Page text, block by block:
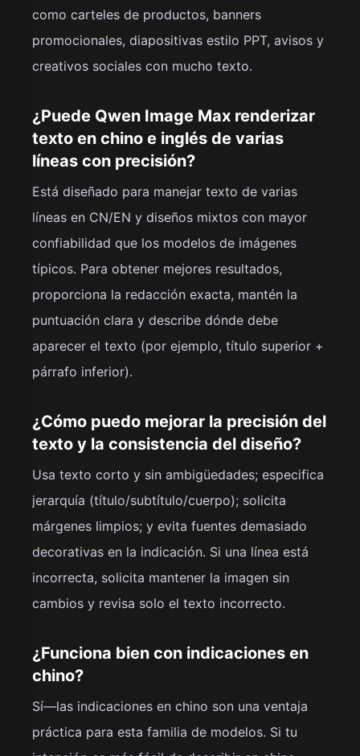
como carteles de productos, banners
promocionales, diapositivas estilo PPT, avisos y
creativos sociales con mucho texto.
¿Puede Qwen Image Max renderizar
texto en chino e inglés de varias
líneas con precisión?
Está diseñado para manejar texto de varias
líneas en CN/EN y diseños mixtos con mayor
confiabilidad que los modelos de imágenes
típicos. Para obtener mejores resultados,
proporciona la redacción exacta, mantén la
puntuación clara y describe dónde debe
aparecer el texto (por ejemplo, título superior +
párrafo inferior).
¿Cómo puedo mejorar la precisión del
texto y la consistencia del diseño?
Usa texto corto y sin ambigüedades; especifica
jerarquía (título/subtítulo/cuerpo); solicita
márgenes limpios; y evita fuentes demasiado
decorativas en la indicación. Si una línea está
incorrecta, solicita mantener la imagen sin
cambios y revisa solo el texto incorrecto.
¿Funciona bien con indicaciones en
chino?
Sí—las indicaciones en chino son una ventaja
práctica para esta familia de modelos. Si tu